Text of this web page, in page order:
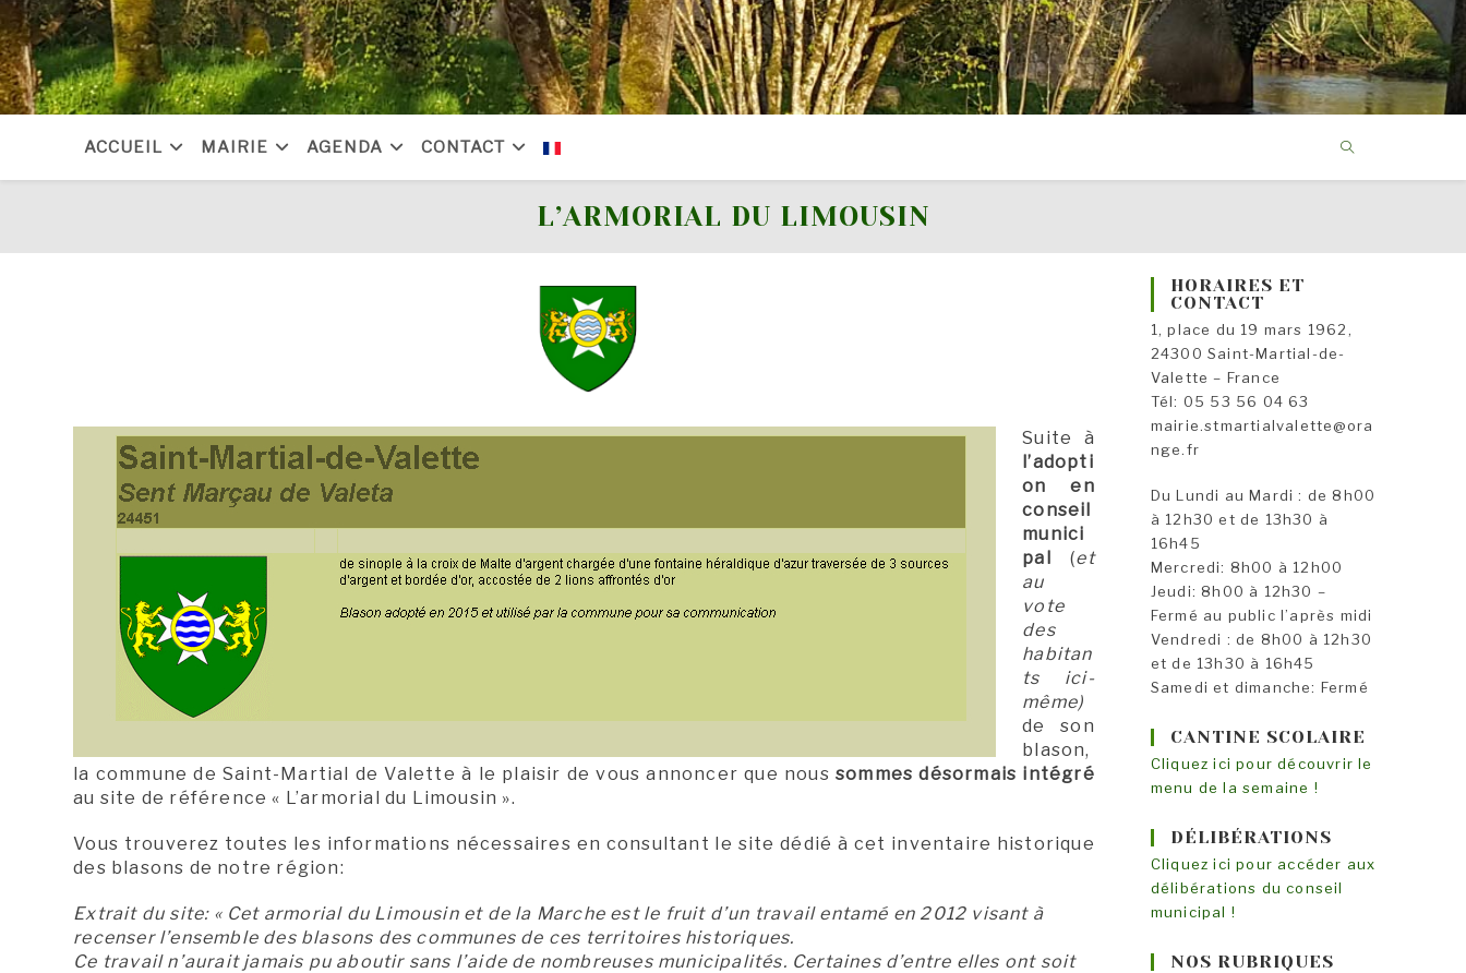
Skip
to
content
ACCUEIL MAIRIE AGENDA CONTACT
L’ARMORIAL DU LIMOUSIN
Suite à
l’adopti
on en
conseil
munici
pal (et
au
vote
des
habitan
ts ici-
même)
de son
blason,
la commune de Saint-Martial de Valette à le plaisir de vous annoncer que noussommes désormais intégré
au site de référence « L’armorial du Limousin ».
Vous trouverez toutes les informations nécessaires en consultant le site dédié à cet inventaire historique
des blasons de notre région:
Extrait du site: « Cet armorial du Limousin et de la Marche est le fruit d’un travail entamé en 2012 visant à
recenser l’ensemble des blasons des communes de ces territoires historiques.
Ce travail n’aurait jamais pu aboutir sans l’aide de nombreuses municipalités. Certaines d’entre elles ont soit
HORAIRES ET
CONTACT
1, place du 19 mars 1962,
24300 Saint-Martial-de-
Valette – France
Tél: 05 53 56 04 63
mairie.stmartialvalette@ora
nge.fr
Du Lundi au Mardi : de 8h00
à 12h30 et de 13h30 à
16h45
Mercredi: 8h00 à 12h00
Jeudi: 8h00 à 12h30 –
Fermé au public l’après midi
Vendredi : de 8h00 à 12h30
et de 13h30 à 16h45
Samedi et dimanche: Fermé
CANTINE SCOLAIRE
Cliquez ici pour découvrir le
menu de la semaine !
DÉLIBÉRATIONS
Cliquez ici pour accéder aux
délibérations du conseil
municipal !
NOS RUBRIQUES